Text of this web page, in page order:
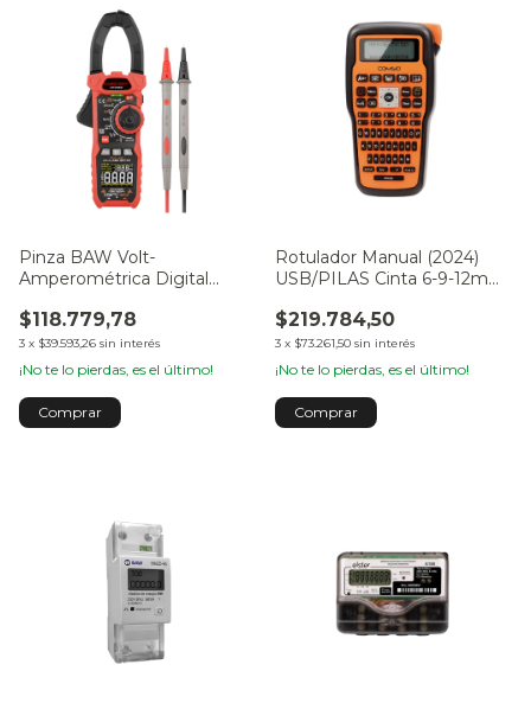
Pinza BAW Volt-
Amperométrica Digital
$118.779,78
3 x $39.593,26 sin interés
¡No te lo pierdas, es el último!
Rotulador Manual (2024)
USB/PILAS Cinta 6-9-12mm
$219.784,50
3 x $73.261,50 sin interés
¡No te lo pierdas, es el último!